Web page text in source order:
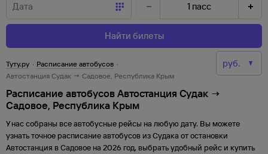
1 пасс
Найти билеты
Туту.ру · Расписание автобусов ·
Автостанция Судак → Садовое, Республика Крым
Расписание автобусов Автостанция Судак →
Садовое, Республика Крым
У нас собраны все автобусные рейсы на любую дату. Вы можете
узнать точное расписание автобусов изСудака отостановки
Автостанция в Садовое на 2026 год, выбрать удобный рейс и купить